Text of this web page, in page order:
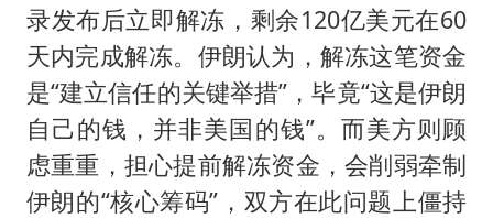
录发布后立即解冻，剩余120亿美元在60
天内完成解冻。伊朗认为，解冻这笔资金
是“建立信任的关键举措”，毕竟“这是伊朗
自己的钱，并非美国的钱”。而美方则顾
虑重重，担心提前解冻资金，会削弱牵制
伊朗的“核心筹码”，双方在此问题上僵持